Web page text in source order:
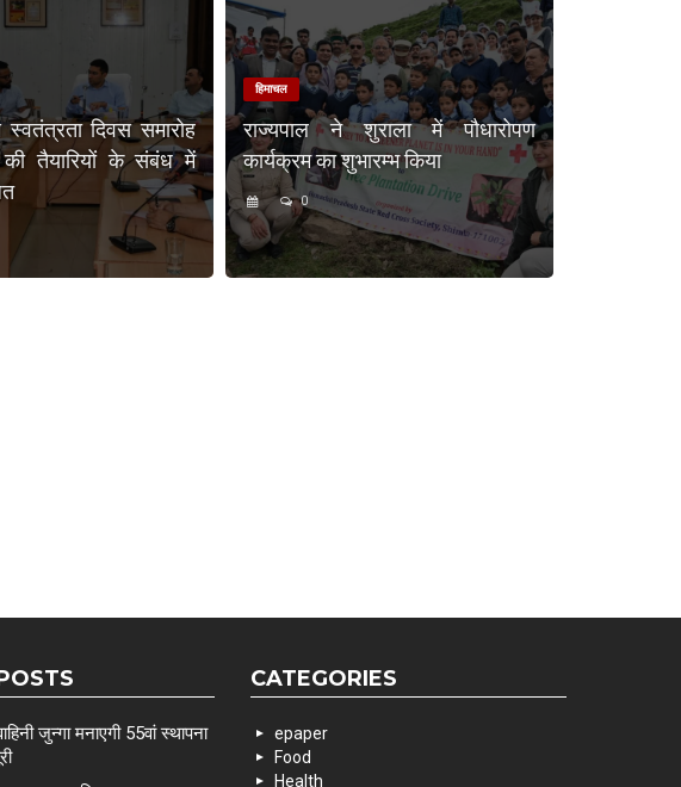
स्वतंत्रता दिवस समारोह
तैयारियों के संबंध में
हिमाचल
राज्यपाल ने शुराला में पौधारोपण
कार्यक्रम का शुभारम्भ किया
0
जुन्गा मनाएगी 55वां स्थापना
CATEGORIES
epaper
Food
Health